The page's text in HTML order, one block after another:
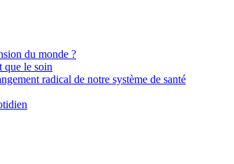
du monde ?
que le soin
radical de notre système de santé